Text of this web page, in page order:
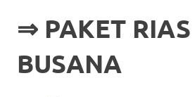
anchor
https://
check
⇒ PAKET
BUSANA